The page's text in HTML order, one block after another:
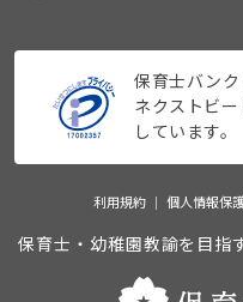
保育士バン
ネクストビ
しています。
利用規約 個人情報保
保育士・幼稚園教諭を目指